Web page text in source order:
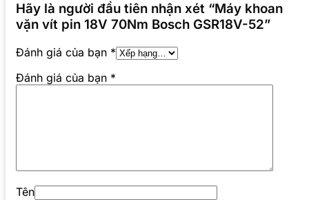
Hãy là người đầu tiên nhận xét “Máy khoan
vặn vít pin 18V 70Nm Bosch GSR18V-52”
Đánh giá của bạn *
Đánh giá của bạn *
Tên